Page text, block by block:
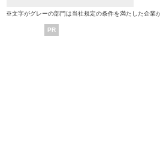
※文字がグレーの部門は当社規定の条件を満たした企業
PR